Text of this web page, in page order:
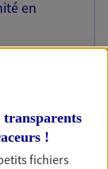
en
Vie
transparents
!
fichiers